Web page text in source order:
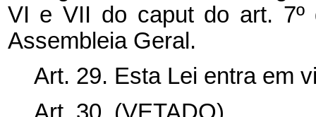
VI e VII do caput do art. 7º
Assembleia Geral.
Art. 29. Esta Lei entra em
Art. 30. (VETADO).